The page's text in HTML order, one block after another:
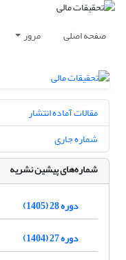
صفحه اصلی مرور
مقالات آماده انتشار
شماره جاری
شماره‌های پیشین نشریه
دوره 28 (1405)
دوره 27 (1404)